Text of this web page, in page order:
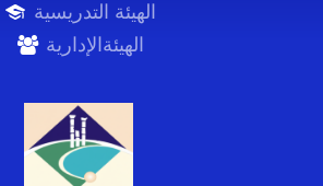
الهيئة التدريسية
الهيئةالإدارية